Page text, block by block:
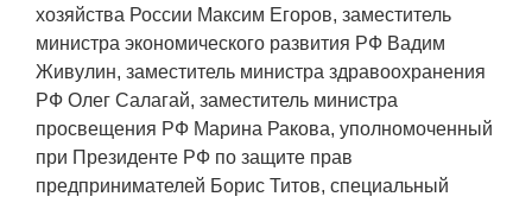
Молодежная научно-техническая
конференция «Исследования.
Технологии. Развитие»
ПРОДУКЦИЯ И УСЛУГИ
хозяйства России Максим Егоров, заместитель
министра экономического развития РФ Вадим
Живулин, заместитель министра здравоохранения
РФ Олег Салагай, заместитель министра
просвещения РФ Марина Ракова, уполномоченный
при Президенте РФ по защите прав
предпринимателей Борис Титов, специальный